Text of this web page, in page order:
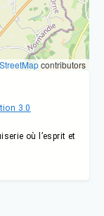
contributors
3.0
où l’esprit et